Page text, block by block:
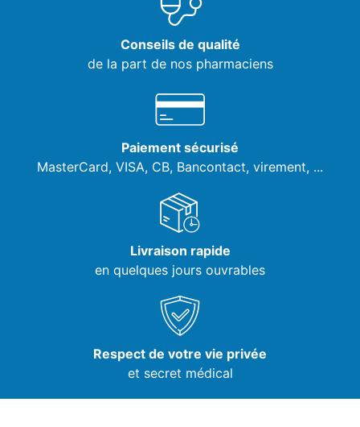
Conseils de qualité
de la part de nos pharmaciens
Paiement sécurisé
MasterCard, VISA, CB, Bancontact, virement, ...
Livraison rapide
en quelques jours ouvrables
Respect de votre vie privée
et secret médical